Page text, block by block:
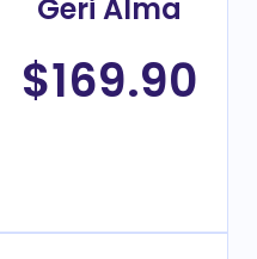
Geri Alma
$169.90